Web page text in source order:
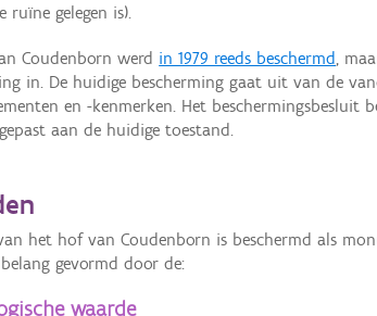
ruïne gelegen is).
Coudenborn werd in 1979 reeds beschermd,
in. De huidige bescherming gaat uit van de
en -kenmerken. Het beschermingsbesluit
aan de huidige toestand.
het hof van Coudenborn is beschermd als
gevormd door de:
waarde